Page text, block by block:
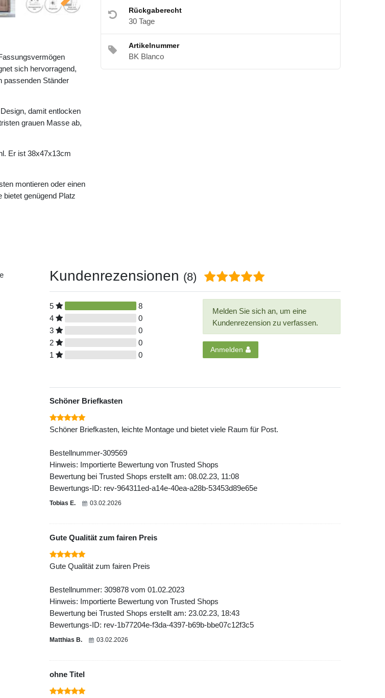
sich hervorragend,
passenden Ständer
damit entlocken
grauen Masse ab,
Er ist 38x47x13cm
montieren oder einen
bietet genügend Platz
Rückgaberecht
30 Tage
Artikelnummer
BK Blanco
Kundenrezensionen (8)
5
8
4
0
3
0
2
0
1
0
Melden Sie sich an, um eine
Kundenrezension zu verfassen.
Anmelden
Schöner Briefkasten
Schöner Briefkasten, leichte Montage und bietet viele Raum für Post.
Bestellnummer-309569
Hinweis: Importierte Bewertung von Trusted Shops
Bewertung bei Trusted Shops erstellt am: 08.02.23, 11:08
Bewertungs-ID: rev-964311ed-a14e-40ea-a28b-53453d89e65e
Tobias E. 03.02.2026
Gute Qualität zum fairen Preis
Gute Qualität zum fairen Preis
Bestellnummer: 309878 vom 01.02.2023
Hinweis: Importierte Bewertung von Trusted Shops
Bewertung bei Trusted Shops erstellt am: 23.02.23, 18:43
Bewertungs-ID: rev-1b77204e-f3da-4397-b69b-bbe07c12f3c5
Matthias B. 03.02.2026
ohne Titel